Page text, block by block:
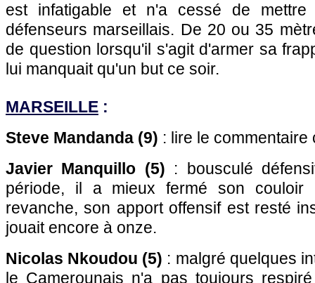
est infatigable et n'a cessé de
défenseurs marseillais. De 20 ou 35
de question lorsqu'il s'agit d'armer sa
lui manquait qu'un but ce soir.
MARSEILLE :
Steve Mandanda (9) : lire le commentaire
Javier Manquillo (5) : bousculé
période, il a mieux fermé son couloir
revanche, son apport offensif est resté
jouait encore à onze.
Nicolas Nkoudou (5) : malgré quelques
le Camerounais n'a pas toujours